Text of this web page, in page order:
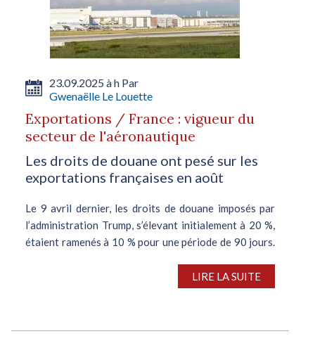
23.09.2025 à h Par
Gwenaëlle Le Louette
Exportations / France : vigueur du
secteur de l'aéronautique
Les droits de douane ont pesé sur les
exportations françaises en août
Le 9 avril dernier, les droits de douane imposés par
l’administration Trump, s’élevant initialement à 20 %,
étaient ramenés à 10 % pour une période de 90 jours.
LIRE LA SUITE